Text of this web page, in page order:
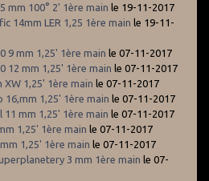
mm 100° 2' 1ère main le 19-11-2017
14mm LER 1,25 1ère main le 19-11-
9 mm 1,25' 1ère main le 07-11-2017
12 mm 1,25' 1ère main le 07-11-2017
XW 1,25' 1ère main le 07-11-2017
16,mm 1,25' 1ère main le 07-11-2017
11 mm 1,25' 1ère main le 07-11-2017
1,25' 1ère main le 07-11-2017
1,25' 1ère main le 07-11-2017
3 mm 1ère main le 07-